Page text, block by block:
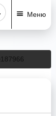
Меню